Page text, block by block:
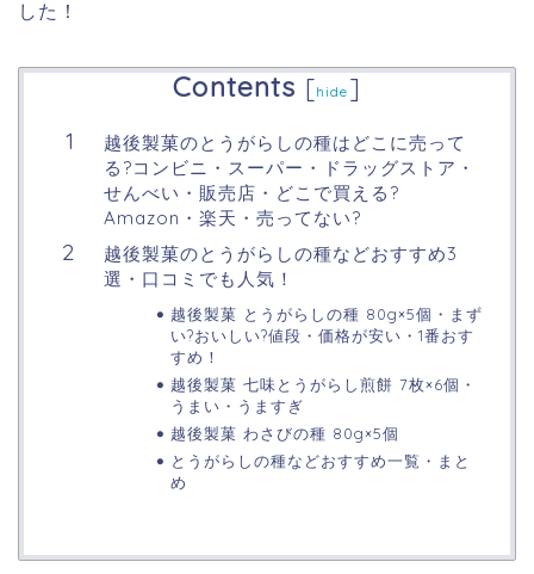
した！
Contents [hide ]
越後製菓のとうがらしの種はどこに売って
る?コンビニ・スーパー・ドラッグストア・
せんべい・販売店・どこで買える?
Amazon・楽天・売ってない?
越後製菓のとうがらしの種などおすすめ3
選・口コミでも人気！
越後製菓 とうがらしの種 80g×5個・まず
い?おいしい?値段・価格が安い・1番おす
すめ！
越後製菓 七味とうがらし煎餅 7枚×6個・
うまい・うますぎ
越後製菓 わさびの種 80g×5個
とうがらしの種などおすすめ一覧・まと
め